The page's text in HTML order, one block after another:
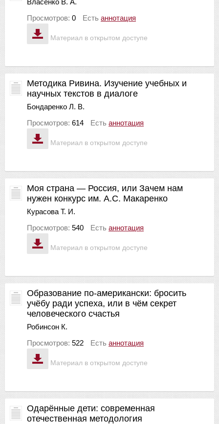
Материал в открытом доступе
Просмотров: 0 Есть аннотация
Материал в открытом доступе
Методика Ривина. Изучение учебных и
научных текстов в диалоге
Бондаренко Л. В.
Просмотров: 614 Есть аннотация
Материал в открытом доступе
Моя страна — Россия, или Зачем нам
нужен конкурс им. А.С. Макаренко
Курасова Т. И.
Просмотров: 540 Есть аннотация
Материал в открытом доступе
Образование по-американски: бросить
учёбу ради успеха, или в чём секрет
человеческого счастья
Робинсон К.
Просмотров: 522 Есть аннотация
Одарённые дети: современная
отечественная методология